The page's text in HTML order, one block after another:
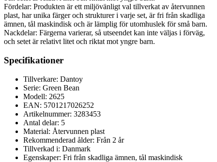
Fördelar: Produkten är ett miljövänligt val tillverkat av återvunnen
plast, har unika färger och strukturer i varje set, är fri från skadliga
ämnen, tål maskindisk och är lämplig för utomhuslek för små barn.
Nackdelar: Färgerna varierar, så utseendet kan inte väljas i förväg,
och setet är relativt litet och riktat mot yngre barn.
Specifikationer
Tillverkare: Dantoy
Serie: Green Bean
Modell: 2625
EAN: 5701217026252
Artikelnummer: 3283453
Antal delar: 5
Material: Återvunnen plast
Rekommenderad ålder: Från 2 år
Tillverkad i: Danmark
Egenskaper: Fri från skadliga ämnen, tål maskindisk